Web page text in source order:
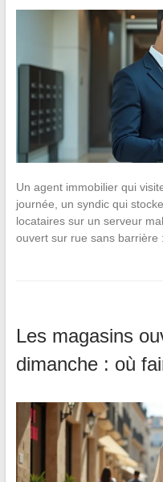
Un agent immobilier qui
journée, un syndic qui
locataires sur un serveur
ouvert sur rue sans
Les magasins
dimanche : où